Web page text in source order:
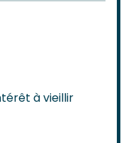
à vieillir